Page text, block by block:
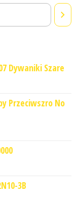
Dywaniki Szare
Przeciwszro No
3B